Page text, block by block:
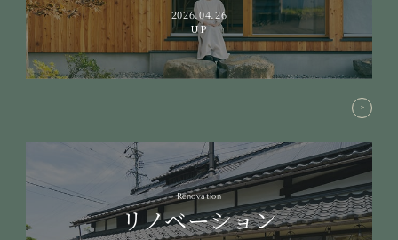
2026.04.26
UP
Renovation
リノベーション